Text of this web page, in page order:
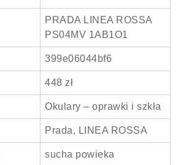
PRADA LINEA ROSSA
PS04MV 1AB1O1
399e06044bf6
448 zł
Okulary – oprawki i szkła
Prada, LINEA ROSSA
sucha powieka